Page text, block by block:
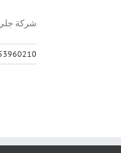
شركة جلي رخام